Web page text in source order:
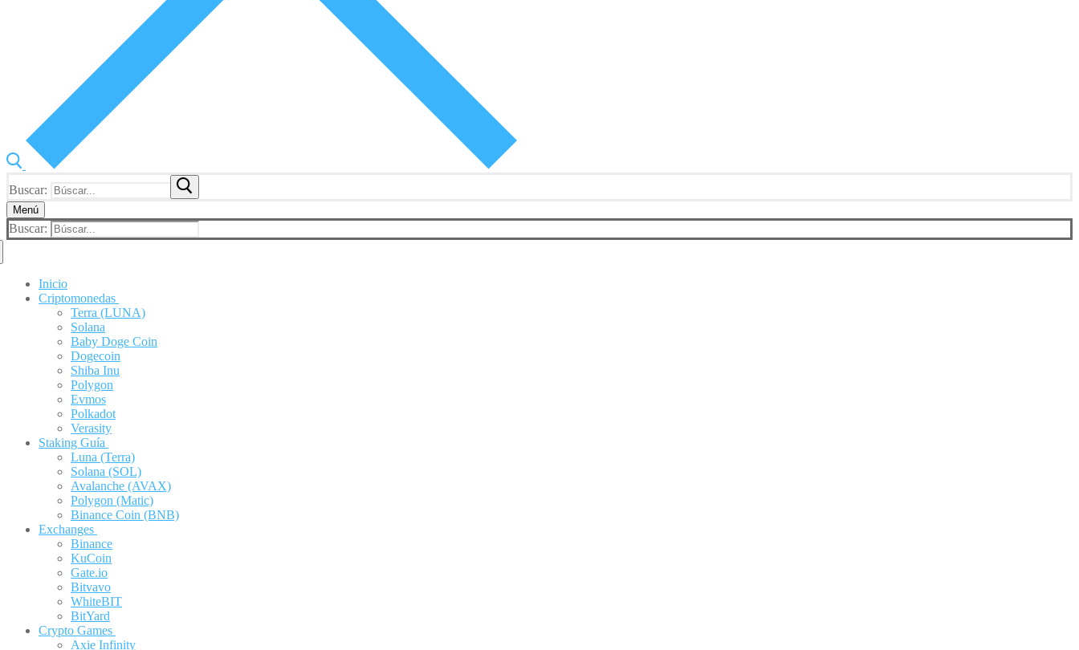
Buscar:
Menú
Buscar:
Inicio
Criptomonedas
Terra (LUNA)
Solana
Baby Doge Coin
Dogecoin
Shiba Inu
Polygon
Evmos
Polkadot
Verasity
Staking Guía
Luna (Terra)
Solana (SOL)
Avalanche (AVAX)
Polygon (Matic)
Binance Coin (BNB)
Exchanges
Binance
KuCoin
Gate.io
Bitvavo
WhiteBIT
BitYard
Crypto Games
Axie Infinity